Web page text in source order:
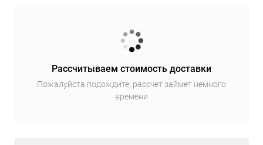
Рассчитываем стоимость доставки
Пожалуйста подождите, рассчет займет немного
времени